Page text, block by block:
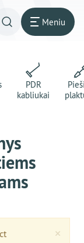
Meniu
PDR
kabliukai
×